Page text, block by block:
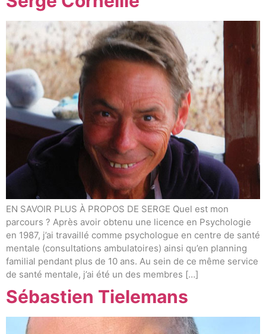
EN SAVOIR PLUS À PROPOS DE SERGE Quel est mon
parcours ? Après avoir obtenu une licence en Psychologie
en 1987, j’ai travaillé comme psychologue en centre de santé
mentale (consultations ambulatoires) ainsi qu’en planning
familial pendant plus de 10 ans. Au sein de ce même service
de santé mentale, j’ai été un des membres […]
Sébastien Tielemans